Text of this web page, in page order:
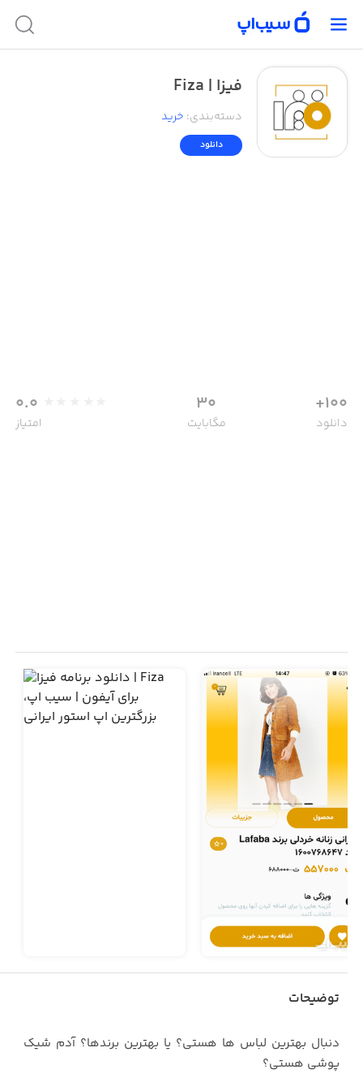
فیزا | Fiza
دسته‌بندی: خرید
دانلود
100+
دانلود
30
مگابایت
0.0
امتیاز
توضیحات
دنبال بهترین لباس ها هستی؟ یا بهترین برندها؟ آدم شیک
پوشی هستی؟